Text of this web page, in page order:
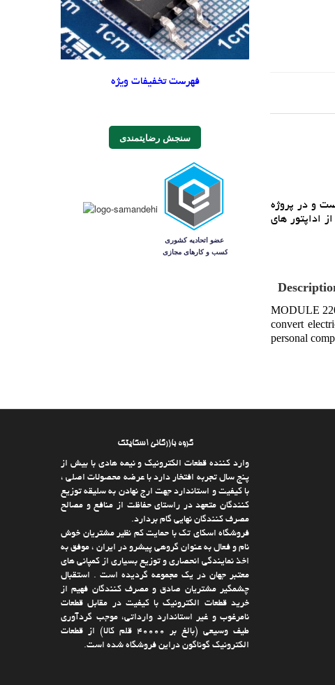
فهرست تخفیفات ویژه
سنجش رضایتمندی
کوچک است و در پروژه
اداپتور هاي
MODULE
convert
personal
گروه بازرگانی اسکایتک
وارد كننده قطعات الکترونیک و نیمه هادی با بیش از
پنج سال تجربه افتخار دارد با عرضه محصولات اصلی ،
با كیفیت و استاندارد جهت ارج نهادن به سلیقه توزیع
كنندگان متعهد در راستای حفاظت از منافع و مصالح
مصرف كنندگان نهایی گام بردارد.
فروشگاه اسکای تک با حمایت كم نظیر مشتریان خوش
نام و فعال به عنوان گروهی پیشرو در ایران ، موفق به
اخذ نمایندگی انحصاری و توزیع بسیاری از كمپانی های
معتبر جهان در یك مجموعه گردیده است . استقبال
چشمگیر مشتریان صادق و مصرف كنندگان فهیم از
خرید قطعات الکترونیک با كیفیت در مقابل قطعات
نامرغوب و غیر استاندارد وارداتی، موجب گردآوری
طیف وسیعی (بالغ بر 40000 قلم كالا)‌ از قطعات
الکترونیک گوناگون دراین فروشگاه شده است.